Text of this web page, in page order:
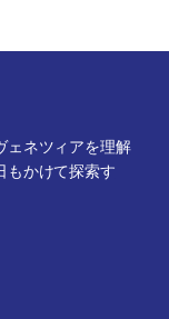
ェネツィアを理解
もかけて探索す